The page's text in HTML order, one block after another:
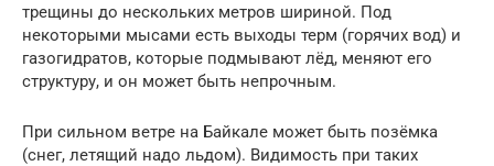
трещины до нескольких метров шириной. Под
некоторыми мысами есть выходы терм (горячих вод) и
газогидратов, которые подмывают лёд, меняют его
структуру, и он может быть непрочным.
При сильном ветре на Байкале может быть позёмка
(снег, летящий надо льдом). Видимость при таких